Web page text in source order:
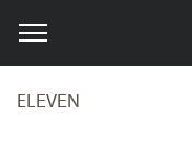
ELEVEN